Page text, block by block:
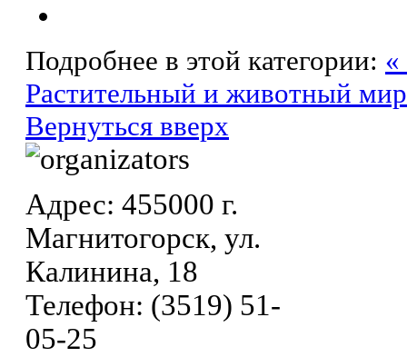
Подробнее в этой категории: «
Растительный и животный
Вернуться вверх
Адрес: 455000 г.
Магнитогорск, ул.
Калинина, 18
Телефон: (3519) 51-
05-25